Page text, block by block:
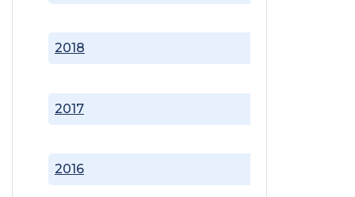
2016
2017
2018